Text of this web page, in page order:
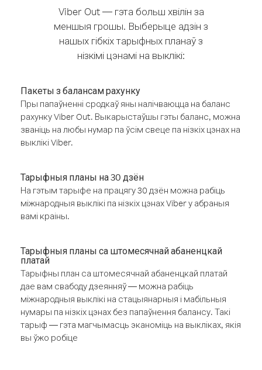
Viber Out — гэта больш хвілін за
меншыя грошы. Выберыце адзін з
нашых гібкіх тарыфных планаў з
нізкімі цэнамі на выклікі:
Пакеты з балансам рахунку
Пры папаўненні сродкаў яны налічваюцца на баланс
рахунку Viber Out. Выкарыстаўшы гэты баланс, можна
званіць на любы нумар па ўсім свеце па нізкіх цэнах на
выклікі Viber.
Тарыфныя планы на 30 дзён
На гэтым тарыфе на працягу 30 дзён можна рабіць
міжнародныя выклікі па нізкіх цэнах Viber у абраныя
вамі краіны.
Тарыфныя планы са штомесячнай абаненцкай
платай
Тарыфны план са штомесячнай абаненцкай платай
дае вам свабоду дзеянняў — можна рабіць
міжнародныя выклікі на стацыянарныя і мабільныя
нумары па нізкіх цэнах без папаўнення балансу. Такі
тарыф — гэта магчымасць эканоміць на выкліках, якія
вы ўжо робіце